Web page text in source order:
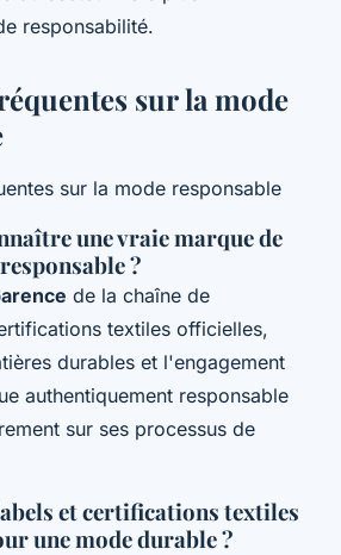
responsabilité.
sur la mode
une vraie marque de
?
de la chaîne de
textiles officielles,
durables et l'engagement
authentiquement responsable
sur ses processus de
et certifications textiles
une mode durable ?